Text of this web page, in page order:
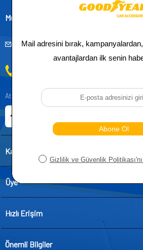
Müşteri Hizmetleri
Atatürk, Kıraç Mevkii, Orhan Veli Cd. D:No:19,
Kategoriler
Üye
Hızlı Erişim
Önemli Bilgiler